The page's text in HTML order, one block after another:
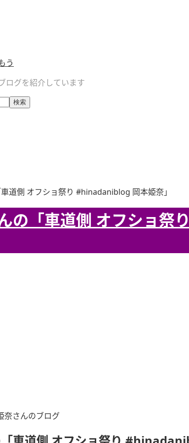
う
ログを紹介しています
道側 オフショ祭り #hinadaniblog 岡本姫奈」
の「車道側 オフショ
奈さんのブログ